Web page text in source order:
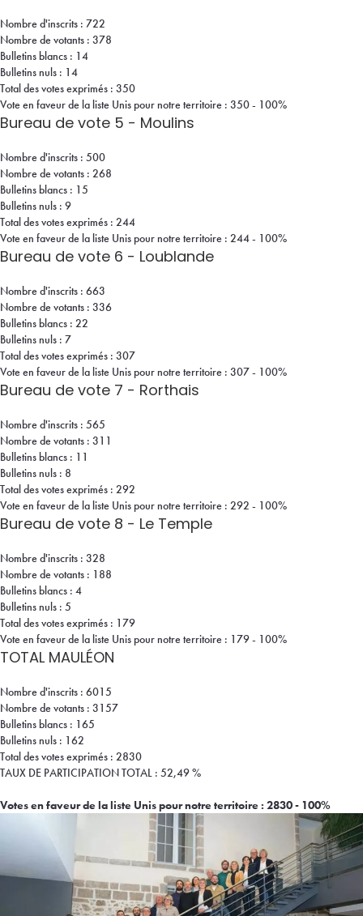
Nombre d'inscrits : 722
Nombre de votants : 378
Bulletins blancs : 14
Bulletins nuls : 14
Total des votes exprimés : 350
Vote en faveur de la liste Unis pour notre territoire : 350 - 100%
Bureau de vote 5 - Moulins
Nombre d'inscrits : 500
Nombre de votants : 268
Bulletins blancs : 15
Bulletins nuls : 9
Total des votes exprimés : 244
Vote en faveur de la liste Unis pour notre territoire : 244 - 100%
Bureau de vote 6 - Loublande
Nombre d'inscrits : 663
Nombre de votants : 336
Bulletins blancs : 22
Bulletins nuls : 7
Total des votes exprimés : 307
Vote en faveur de la liste Unis pour notre territoire : 307 - 100%
Bureau de vote 7 - Rorthais
Nombre d'inscrits : 565
Nombre de votants : 311
Bulletins blancs : 11
Bulletins nuls : 8
Total des votes exprimés : 292
Vote en faveur de la liste Unis pour notre territoire : 292 - 100%
Bureau de vote 8 - Le Temple
Nombre d'inscrits : 328
Nombre de votants : 188
Bulletins blancs : 4
Bulletins nuls : 5
Total des votes exprimés : 179
Vote en faveur de la liste Unis pour notre territoire : 179 - 100%
TOTAL MAULÉON
Nombre d'inscrits : 6015
Nombre de votants : 3157
Bulletins blancs : 165
Bulletins nuls : 162
Total des votes exprimés : 2830
TAUX DE PARTICIPATION TOTAL : 52,49 %
Votes en faveur de la liste Unis pour notre territoire : 2830 - 100%